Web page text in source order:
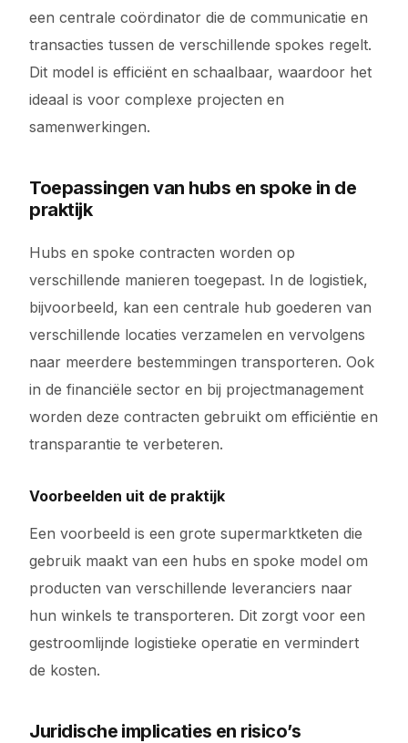
een centrale coördinator die de communicatie en
transacties tussen de verschillende spokes regelt.
Dit model is efficiënt en schaalbaar, waardoor het
ideaal is voor complexe projecten en
samenwerkingen.
Toepassingen van hubs en spoke in de
praktijk
Hubs en spoke contracten worden op
verschillende manieren toegepast. In de logistiek,
bijvoorbeeld, kan een centrale hub goederen van
verschillende locaties verzamelen en vervolgens
naar meerdere bestemmingen transporteren. Ook
in de financiële sector en bij projectmanagement
worden deze contracten gebruikt om efficiëntie en
transparantie te verbeteren.
Voorbeelden uit de praktijk
Een voorbeeld is een grote supermarktketen die
gebruik maakt van een hubs en spoke model om
producten van verschillende leveranciers naar
hun winkels te transporteren. Dit zorgt voor een
gestroomlijnde logistieke operatie en vermindert
de kosten.
Juridische implicaties en risico’s